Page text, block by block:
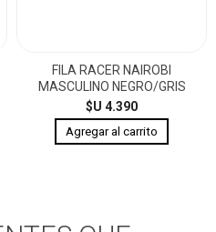
FILA RACER NAIROBI
MASCULINO NEGRO/GRIS
$U 4.390